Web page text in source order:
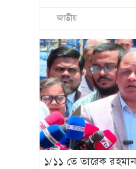
জাতীয়
১/১১ তে তারেক